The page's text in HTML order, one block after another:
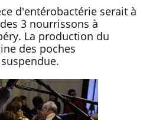
d'entérobactérie serait à
3 nourrissons à
La production du
des poches